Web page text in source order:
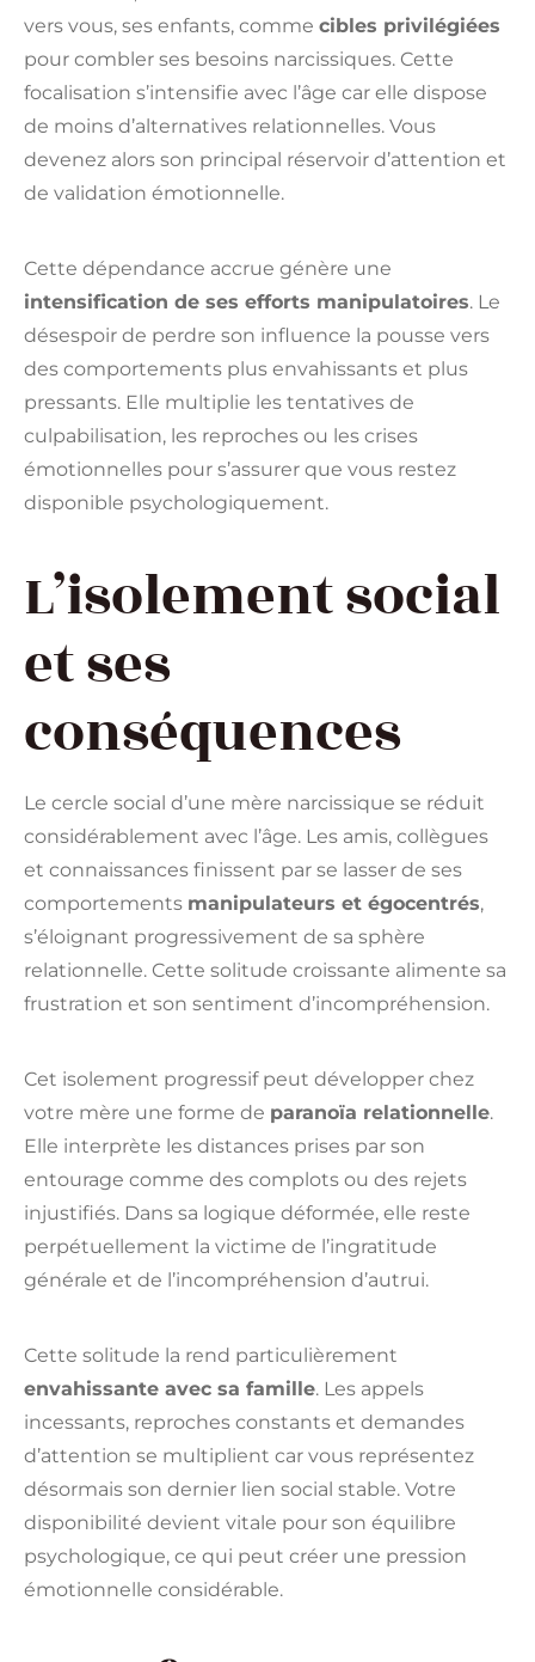
vers vous, ses enfants, comme cibles privilégiées
pour combler ses besoins narcissiques. Cette
focalisation s’intensifie avec l’âge car elle dispose
de moins d’alternatives relationnelles. Vous
devenez alors son principal réservoir d’attention et
de validation émotionnelle.
Cette dépendance accrue génère une
intensification de ses efforts manipulatoires. Le
désespoir de perdre son influence la pousse vers
des comportements plus envahissants et plus
pressants. Elle multiplie les tentatives de
culpabilisation, les reproches ou les crises
émotionnelles pour s’assurer que vous restez
disponible psychologiquement.
L’isolement social
et ses
conséquences
Le cercle social d’une mère narcissique se réduit
considérablement avec l’âge. Les amis, collègues
et connaissances finissent par se lasser de ses
comportements manipulateurs et égocentrés,
s’éloignant progressivement de sa sphère
relationnelle. Cette solitude croissante alimente sa
frustration et son sentiment d’incompréhension.
Cet isolement progressif peut développer chez
votre mère une forme de paranoïa relationnelle.
Elle interprète les distances prises par son
entourage comme des complots ou des rejets
injustifiés. Dans sa logique déformée, elle reste
perpétuellement la victime de l’ingratitude
générale et de l’incompréhension d’autrui.
Cette solitude la rend particulièrement
envahissante avec sa famille. Les appels
incessants, reproches constants et demandes
d’attention se multiplient car vous représentez
désormais son dernier lien social stable. Votre
disponibilité devient vitale pour son équilibre
psychologique, ce qui peut créer une pression
émotionnelle considérable.